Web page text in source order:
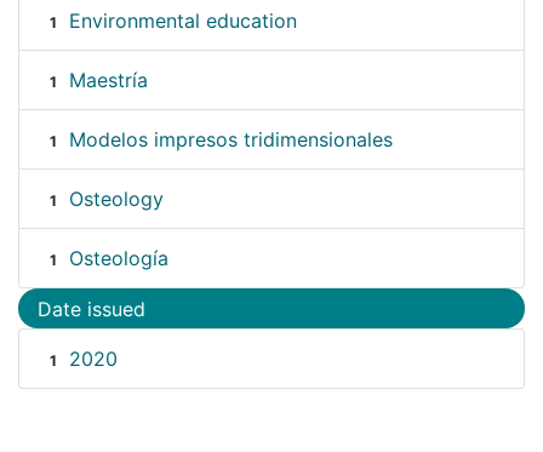
1 Environmental education
1 Maestría
1 Modelos impresos tridimensionales
1 Osteology
1 Osteología
Date issued
1 2020